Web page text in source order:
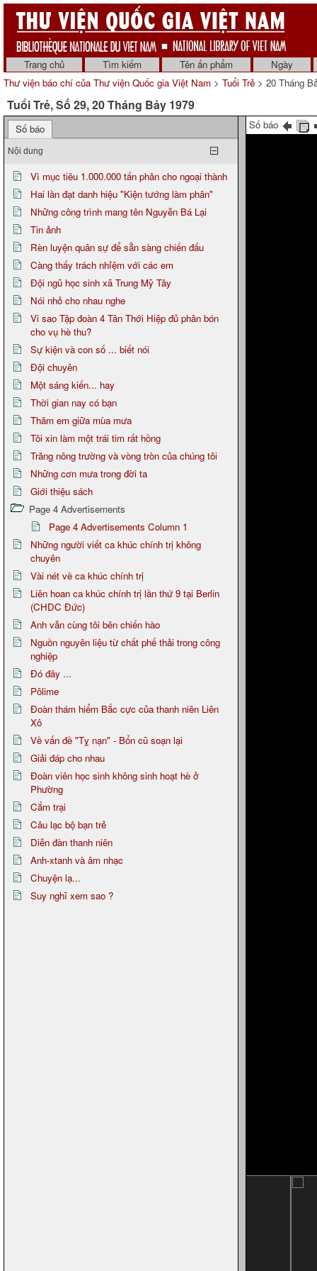
Trang chủ Tìm kiếm Tên ấn phẩm
Ngày
Thư viện báo chí của Thư viện Quốc gia Việt Nam > Tuổi Trẻ > 20 Tháng
Tuổi Trẻ, Số 29, 20 Tháng Bảy 1979
Số báo
Nội dung
Vì mục tiêu 1.000.000 tấn phân cho ngoại thành
Hai lần đạt danh hiệu "Kiện tướng làm phân"
Những công trình mang tên Nguyễn Bá Lại
Tin ảnh
Rèn luyện quân sự để sẵn sàng chiến đấu
Càng thấy trách nhỉệm với các em
Đội ngũ học sinh xã Trung Mỹ Tây
Nói nhỏ cho nhau nghe
Vi sao Tập đoàn 4 Tân Thới Hiệp đủ phân bón
cho vụ hè thu?
Sự kiện và con số ... biết nói
Đội chuyên
Một sáng kiến... hay
Thời gian nay có bạn
Thăm em giữa mùa mưa
Tôi xin làm một trái tim rất hồng
Trăng nông trường và vòng tròn của chúng tôi
Những cơn mưa trong đời ta
Giới thiệu sách
Page 4 Advertisements
Page 4 Advertisements Column 1
Những người viết ca khúc chính trị không
chuyên
Vài nét về ca khúc chính trị
Liên hoan ca khúc chính trị lần thứ 9 tại Berlin
(CHDC Đức)
Anh vẫn cùng tôi bên chiến hào
Nguồn nguyên liệu từ chất phế thải trong công
nghiệp
Đó đây ...
Pôlime
Đoàn thám hiểm Bắc cực của thanh niên Liên
Xô
Về vấn đề "Tỵ nạn" - Bổn cũ soạn lại
Giải đáp cho nhau
Đoàn viên học sinh không sinh hoạt hè ở
Phường
Cắm trại
Câu lạc bộ bạn trẻ
Diễn đàn thanh niên
Anh-xtanh và âm nhạc
Chuyện lạ...
Suy nghĩ xem sao ?
Số báo